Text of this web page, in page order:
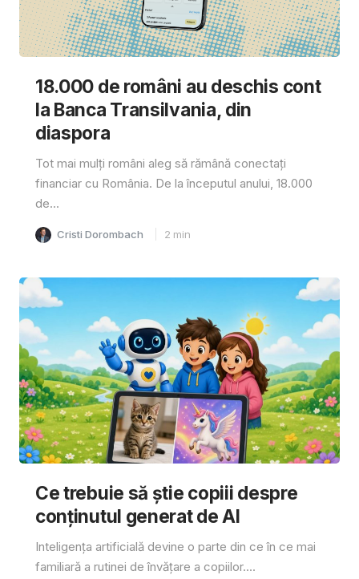
18.000 de români au deschis cont
la Banca Transilvania, din
diaspora
Tot mai mulți români aleg să rămână conectați
financiar cu România. De la începutul anului, 18.000
de...
Cristi Dorombach 2 min
Ce trebuie să știe copiii despre
conținutul generat de AI
Inteligența artificială devine o parte din ce în ce mai
familiară a rutinei de învățare a copiilor....